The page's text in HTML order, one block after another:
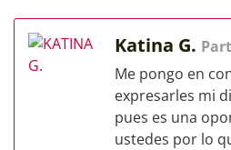
Katina G.
Me pongo en
expresarles mi
pues es una
ustedes por lo